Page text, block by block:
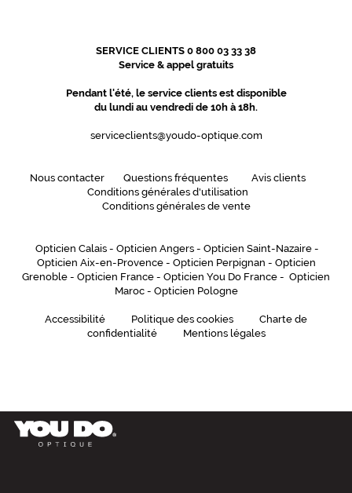
SERVICE CLIENTS 0 800 03 33 38
Service & appel gratuits
Pendant l'été, le service clients est disponible
du lundi au vendredi de 10h à 18h.
serviceclients@youdo-optique.com
Nous contacter Questions fréquentes
Avis clients
Conditions générales d'utilisation
Conditions générales de vente
Opticien Calais - Opticien Angers - Opticien Saint-Nazaire -
Opticien Aix-en-Provence- Opticien Perpignan - Opticien
Grenoble - Opticien France - Opticien You Do France - Opticien
Maroc- Opticien Pologne
Accessibilité Politique des cookies
Charte de
confidentialité
Mentions légales